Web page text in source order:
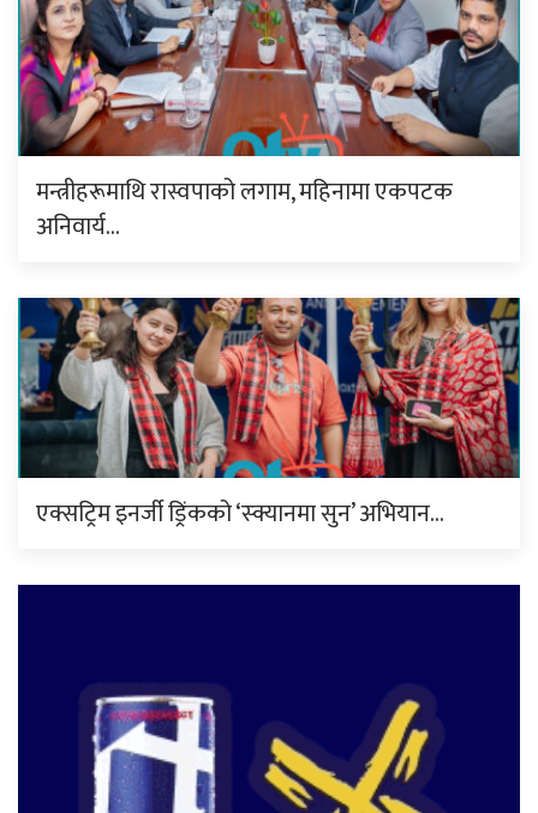
मन्त्रीहरूमाथि रास्वपाको लगाम, महिनामा एकपटक
अनिवार्य…
एक्सट्रिम इनर्जी ड्रिंकको ‘स्क्यानमा सुन’ अभियान…